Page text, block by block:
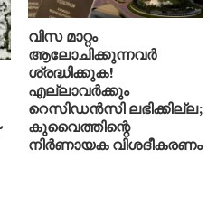
വിസ മാറ്റം
ആലോചിക്കുന്നവർ
ശ്രദ്ധിക്കുക!
എല്ലാവർക്കും
റെസിഡൻസി ലഭിക്കില്ല;
കുവൈത്തിന്റെ
നിർണായക വിശദീകരണം